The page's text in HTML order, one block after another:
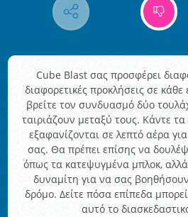
Cube Blast σας προσφέρει
διαφορετικές προκλήσεις σε
βρείτε τον συνδυασμό δύο
ταιριάζουν μεταξύ τους. Κάντε
εξαφανίζονται σε λεπτό αέρα
σας. Θα πρέπει επίσης να
όπως τα κατεψυγμένα μπλοκ,
δυναμίτη για να σας
δρόμο. Δείτε πόσα επίπεδα
αυτό το